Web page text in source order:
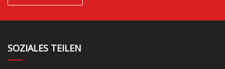
SOZIALES TEILEN